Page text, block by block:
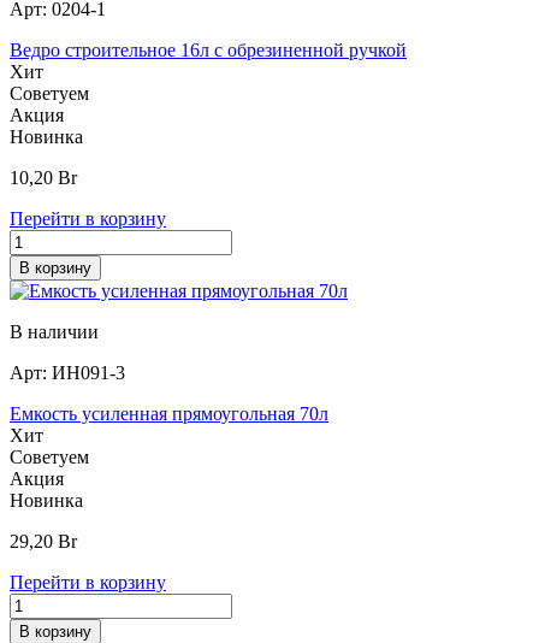
Арт: 0204-1
Ведро строительное 16л с обрезиненной ручкой
Хит
Советуем
Акция
Новинка
10,20 Br
Перейти в корзину
В корзину
В наличии
Арт: ИН091-3
Емкость усиленная прямоугольная 70л
Хит
Советуем
Акция
Новинка
29,20 Br
Перейти в корзину
В корзину